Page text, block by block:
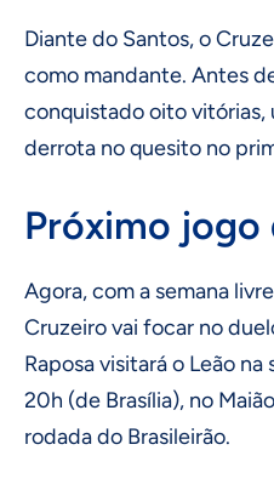
Diante do Santos, o
como mandante. Antes
conquistado oito vitórias,
derrota no quesito no
Próximo jogo
Agora, com a semana
Cruzeiro vai focar no
Raposa visitará o Leão
20h (de Brasília), no
rodada do Brasileirão.